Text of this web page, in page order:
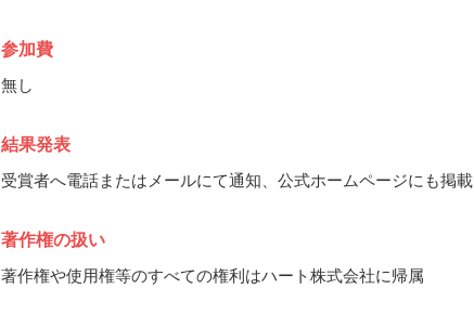
参加費
無し
結果発表
受賞者へ電話またはメールにて通知、公式ホームページにも掲載
著作権の扱い
著作権や使用権等のすべての権利はハート株式会社に帰属